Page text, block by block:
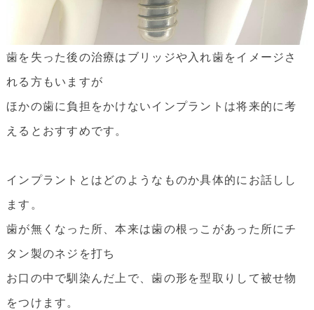
歯を失った後の治療はブリッジや入れ歯をイメージさ
れる方もいますが
ほかの歯に負担をかけないインプラントは将来的に考
えるとおすすめです。
インプラントとはどのようなものか具体的にお話しし
ます。
歯が無くなった所、本来は歯の根っこがあった所にチ
タン製のネジを打ち
お口の中で馴染んだ上で、歯の形を型取りして被せ物
をつけます。